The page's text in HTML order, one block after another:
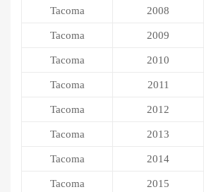
Tacoma 2008
Tacoma 2009
Tacoma 2010
Tacoma 2011
Tacoma 2012
Tacoma 2013
Tacoma 2014
Tacoma 2015